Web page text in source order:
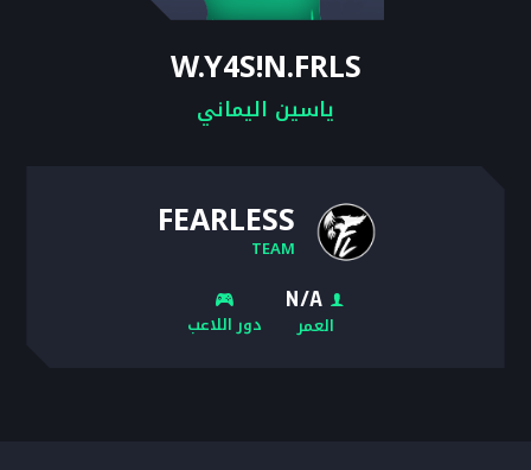
W.Y4S!N.FRLS
ياسين اليماني
FEARLESS
TEAM
N/A
العمر دور اللاعب